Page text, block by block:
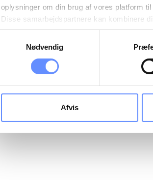
oplysninger om din brug af vores platform
Disse samarbejdspartnere kan kombinere
gennem din brug af deres tjenester. Det
tredjelande, herunder USA. Under detaljer
cookie opbevares. Du bestemmer selv,
Nødvendig
Afvis